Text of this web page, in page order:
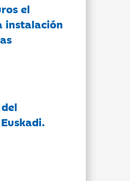
el
instalación